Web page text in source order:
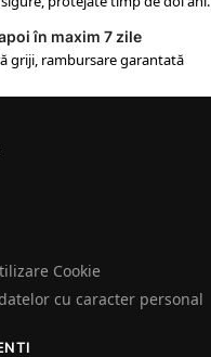
în maxim 7 zile
griji, rambursare garantată
Cookie
cu caracter personal